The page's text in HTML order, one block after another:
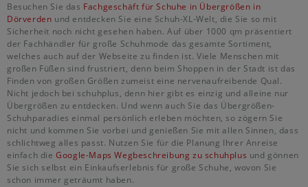
Besuchen Sie das Fachgeschäft für Schuhe in Übergrößen in
Dörverden und entdecken Sie eine Schuh-XL-Welt, die Sie so mit
Sicherheit noch nicht gesehen haben. Auf über 1000 qm präsentiert
der Fachhändler für große Schuhmode das gesamte Sortiment,
welches auch auf der Webseite zu finden ist. Viele Menschen mit
großen Füßen sind frustriert, denn beim Shoppen in der Stadt ist das
Finden von großen Größen zumeist eine nervenaufreibende Qual.
Nicht jedoch bei schuhplus, denn hier gibt es einzig und alleine nur
Übergrößen zu entdecken. Und wenn auch Sie das Übergrößen-
Schuhparadies einmal persönlich erleben möchten, so zögern Sie
nicht und kommen Sie vorbei und genießen Sie mit allen Sinnen, dass
schlichtweg alles passt. Nutzen Sie für die Planung Ihrer Anreise
einfach dieGoogle-Maps Wegbeschreibung zu schuhplus und gönnen
Sie sich selbst ein Einkaufserlebnis für große Schuhe, wovon Sie
schon immer geträumt haben.